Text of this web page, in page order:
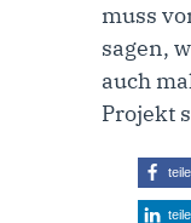
muss
sagen,
auch
Projekt